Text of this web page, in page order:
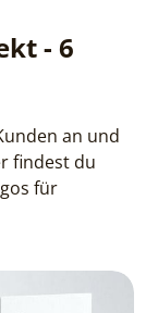
- 6
an und
findest du
für